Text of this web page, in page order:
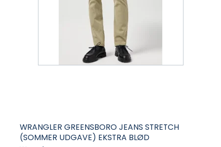
WRANGLER GREENSBORO JEANS STRETCH
(SOMMER UDGAVE) EKSTRA BLØD